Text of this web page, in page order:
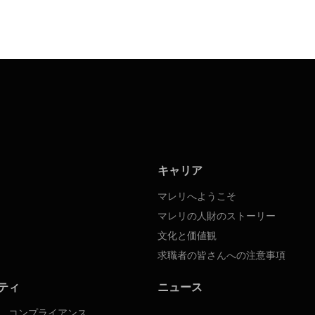
ィ
キャリア
マレリへようこそ
マレリの人財のストーリー
文化と価値観
求職者の皆さんへの注意事項
ニュース